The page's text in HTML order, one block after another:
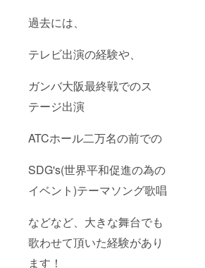
過去には、
テレビ出演の経験や、
ガンバ大阪最終戦でのス
テージ出演
ATCホール二万名の前での
SDG's(世界平和促進の為の
イベント)テーマソング歌唱
などなど、大きな舞台でも
歌わせて頂いた経験があり
ます！